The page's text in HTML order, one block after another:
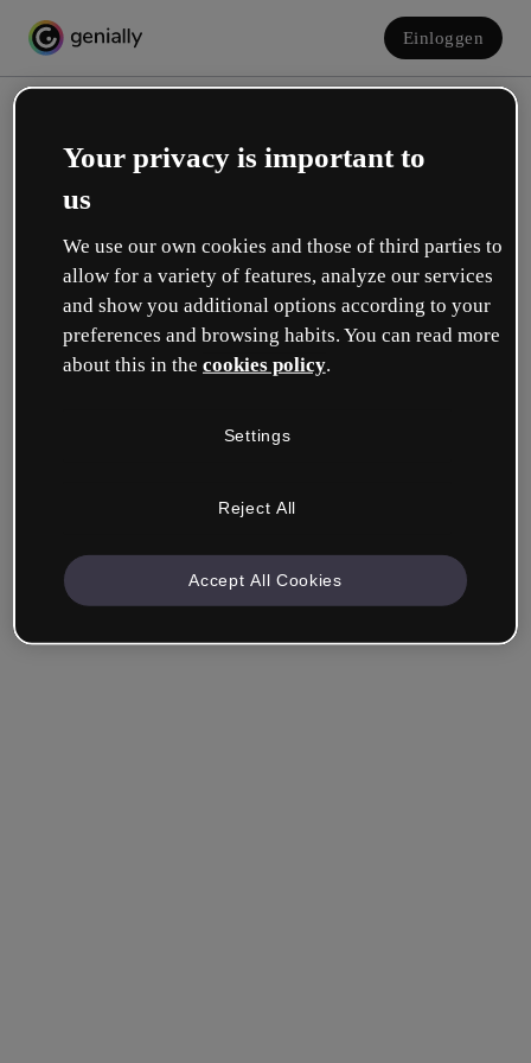
Einloggen
Erstelle dein kostenloses Konto!
Was beschreibt deine Rolle am besten?
Unternehmen & Professionals
einem anderen Bereich.
Your privacy is important to
us
We use our own cookies and those of third parties to
allow for a variety of features, analyze our services
and show you additional options according to your
preferences and browsing habits. You can read more
about this in the cookies policy.
Settings
Reject All
Accept All Cookies